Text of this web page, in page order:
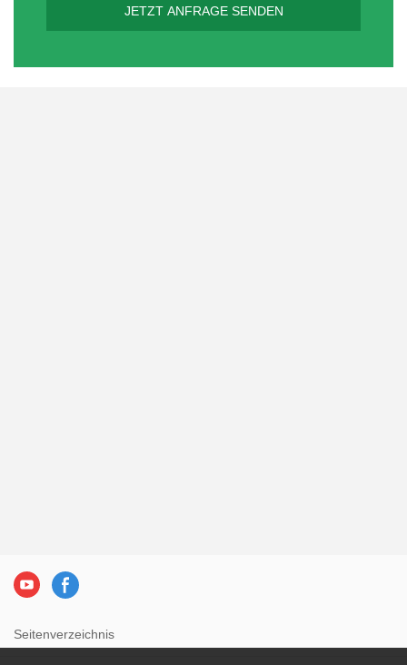
JETZT ANFRAGE SENDEN
Seitenverzeichnis